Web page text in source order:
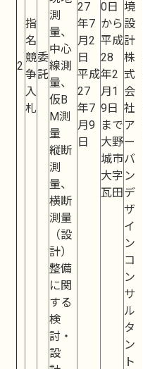
2
指
名
競
争
入
札
委
託
測
量、
中心
線測
量、
仮B
M測
量
縦断
測
量、
横断
測量
（設
計）
整備
に関
する
検
討・
設
27
年7
月2
日
平成
27
年7
月9
日
0日
から
平成
28
年2
月1
9日
まで
大野
城市
大字
瓦田
境
設
計
株
式
会
社
ア
ー
バ
ン
デ
ザ
イ
ン
コ
ン
サ
ル
タ
ン
ト